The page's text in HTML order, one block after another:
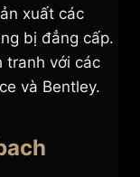
xuất các
bị đẳng cấp.
tranh với các
và Bentley.